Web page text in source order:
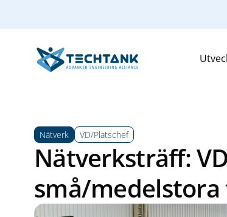
Nätverk VD/Platschef
Nätverksträff:
små/